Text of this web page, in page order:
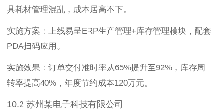
具耗材管理混乱，成本居高不下。
实施方案：上线易呈ERP生产管理+库存管理模块，配套
PDA扫码应用。
实施效果：订单交付准时率从65%提升至92%，库存周
转率提高40%，年度节约成本120万元。
10.2 苏州某电子科技有限公司